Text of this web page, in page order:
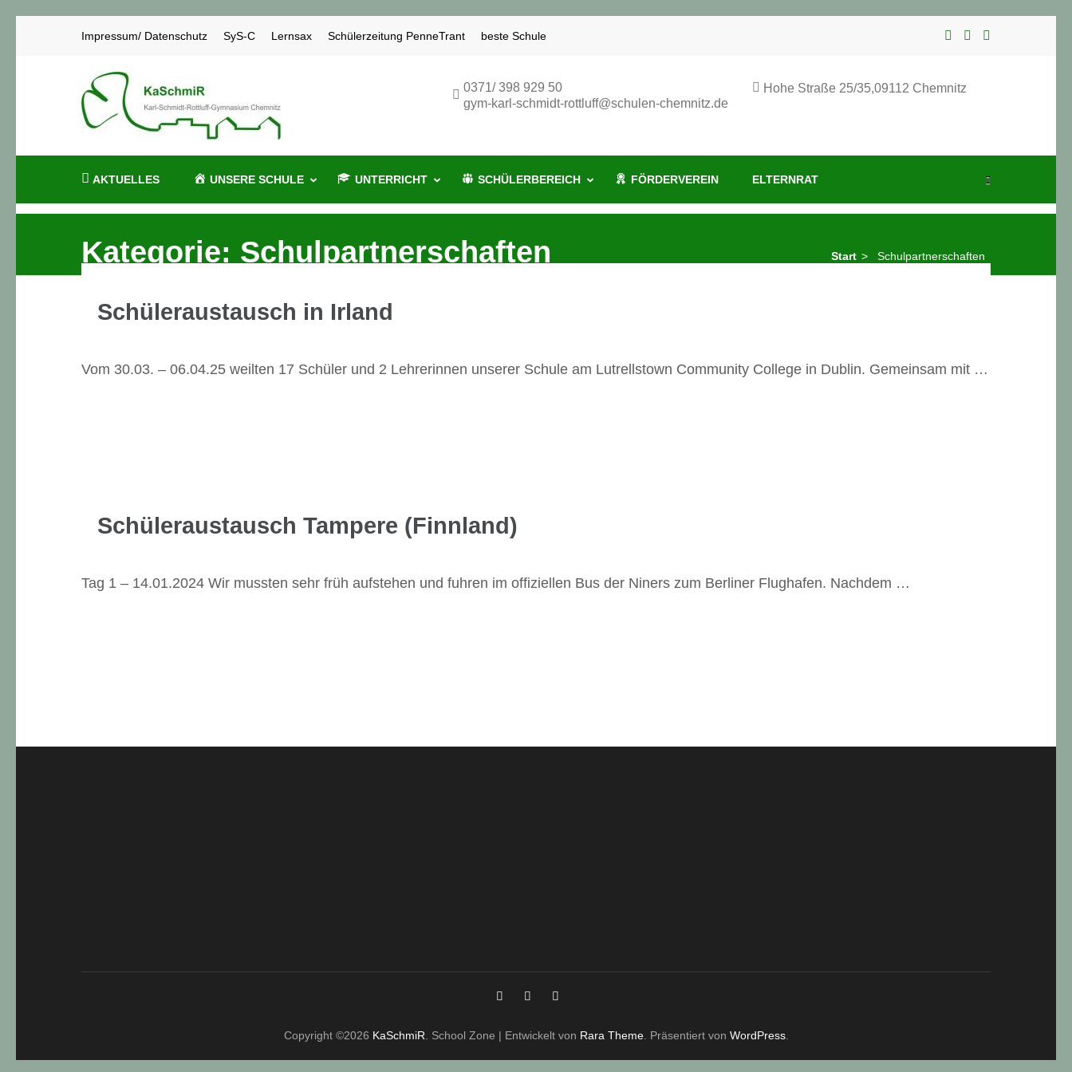
Impressum/ Datenschutz SyS-C Lernsax Schülerzeitung PenneTrant beste Schule
Hohe Straße 25/35,09112 Chemnitz
0371/ 398 929 50
gym-karl-schmidt-rottluff@schulen-chemnitz.de
AKTUELLES UNSERE SCHULE UNTERRICHT SCHÜLERBEREICH FÖRDERVEREIN ELTERNRAT
Kategorie: Schulpartnerschaften Start > Schulpartnerschaften
Schüleraustausch in Irland
Vom 30.03. – 06.04.25 weilten 17 Schüler und 2 Lehrerinnen unserer Schule am Lutrellstown Community College in Dublin. Gemeinsam mit …
Schüleraustausch Tampere (Finnland)
Tag 1 – 14.01.2024 Wir mussten sehr früh aufstehen und fuhren im offiziellen Bus der Niners zum Berliner Flughafen. Nachdem …
Copyright ©2026 KaSchmiR School Zone | Entwickelt von Rara Theme. Präsentiert von WordPress.